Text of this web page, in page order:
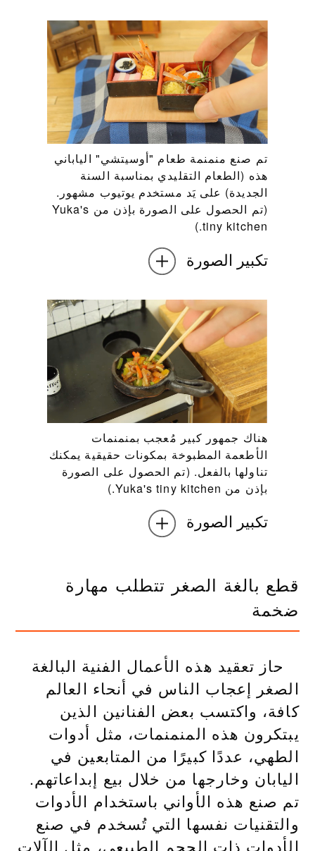
تم صنع منمنمة طعام "أوسيتشي" الياباني
هذه (الطعام التقليدي بمناسبة السنة
الجديدة) على يَد مستخدم يوتيوب مشهور.
(تم الحصول على الصورة بإذن من Yuka's
tiny kitchen.)
تكبير الصورة
هناك جمهور كبير مُعجب بمنمنمات
الأطعمة المطبوخة بمكونات حقيقية يمكنك
تناولها بالفعل. (تم الحصول على الصورة
بإذن من Yuka's tiny kitchen.)
تكبير الصورة
قطع بالغة الصغر تتطلب مهارة
ضخمة
حاز تعقيد هذه الأعمال الفنية البالغة
الصغر إعجاب الناس في أنحاء العالم
كافة، واكتسب بعض الفنانين الذين
يبتكرون هذه المنمنمات، مثل أدوات
الطهي، عددًا كبيرًا من المتابعين في
اليابان وخارجها من خلال بيع إبداعاتهم.
تم صنع هذه الأواني باستخدام الأدوات
والتقنيات نفسها التي تُسخدم في صنع
الأدوات ذات الحجم الطبيعي، مثل الآلات